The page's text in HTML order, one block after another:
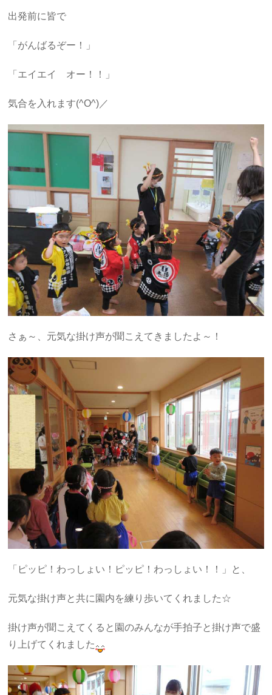
出発前に皆で
「がんばるぞー！」
「エイエイ オー！！」
気合を入れます(^O^)／
さぁ～、元気な掛け声が聞こえてきましたよ～！
「ピッピ！わっしょい！ピッピ！わっしょい！！」と、
元気な掛け声と共に園内を練り歩いてくれました☆
掛け声が聞こえてくると園のみんなが手拍子と掛け声で盛
り上げてくれました